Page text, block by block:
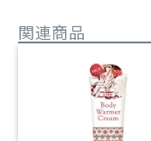
関連商品